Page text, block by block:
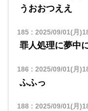
うおおつええ
185: 2025/09/01(月
罪人処理に夢中
186 : 2025/09/01(月
ふふっ
188: 2025/09/01(月